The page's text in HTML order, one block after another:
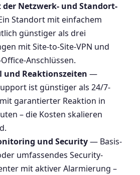
Netzwerk- und Standort-
Standort mit einfachem
günstiger als drei
mit Site-to-Site-VPN und
Anschlüssen.
und Reaktionszeiten —
ist günstiger als 24/7-
garantierter Reaktion in
– die Kosten skalieren
und Security— Basis-
umfassendes Security-
mit aktiver Alarmierung –